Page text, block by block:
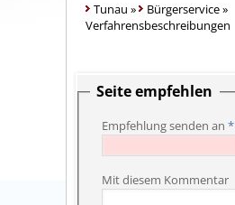
Tunau » Bürgerservice»
Verfahrensbeschreibungen
Seite empfehlen
Empfehlung senden an *
Mit diesem Kommentar